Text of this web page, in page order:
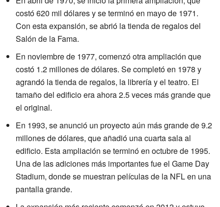
costó 620 mil dólares y se terminó en mayo de 1971.
Con esta expansión, se abrió la tienda de regalos del
Salón de la Fama.
En noviembre de 1977, comenzó otra ampliación que
costó 1.2 millones de dólares. Se completó en 1978 y
agrandó la tienda de regalos, la librería y el teatro. El
tamaño del edificio era ahora 2.5 veces más grande que
el original.
En 1993, se anunció un proyecto aún más grande de 9.2
millones de dólares, que añadió una cuarta sala al
edificio. Esta ampliación se terminó en octubre de 1995.
Una de las adiciones más importantes fue el Game Day
Stadium, donde se muestran películas de la NFL en una
pantalla grande.